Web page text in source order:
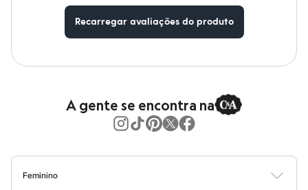
Camisetas e Regatas
Jeans
Bolsas e Mochilas
Chapéus e Bonés
Relógios
Calçados
Recarregar avaliações do produto
A gente se encontra na
Feminino